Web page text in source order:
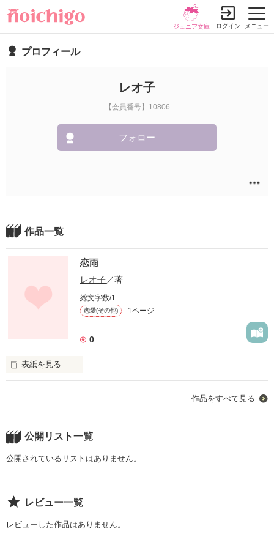
メニュー
ジュニア文庫 ログイン
プロフィール
レオ子
【会員番号】10806
フォロー
作品一覧
恋雨
レオ子／著
総文字数/1
恋愛(その他) 1ページ
0
表紙を見る
  誰と一緒にいるの?
  わたしの心の中の雨が降りだすのは…いつ?
作品をすべて見る
公開リスト一覧
公開されているリストはありません。
レビュー一覧
レビューした作品はありません。